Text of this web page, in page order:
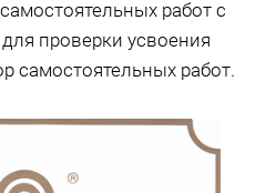
работ с
проверки усвоения
самостоятельных работ.